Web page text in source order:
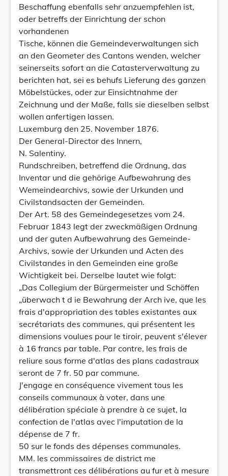
Beschaffung ebenfalls sehr anzuempfehlen ist,
oder betreffs der Einrichtung der schon
vorhandenen
Tische, können die Gemeindeverwaltungen sich
an den Geometer des Cantons wenden, welcher
seinerseits sofort an die Catasterverwaltung zu
berichten hat, sei es behufs Lieferung des ganzen
Möbelstückes, oder zur Einsichtnahme der
Zeichnung und der Maße, falls sie dieselben selbst
wollen anfertigen lassen.
Luxemburg den 25. November 1876.
Der General-Director des Innern,
N. Salentiny.
Rundschreiben, betreffend die Ordnung, das
Inventar und die gehörige Aufbewahrung des
Wemeindearchivs, sowie der Urkunden und
Civilstandsacten der Gemeinden.
Der Art. 58 des Gemeindegesetzes vom 24.
Februar 1843 legt der zweckmäßigen Ordnung
und der guten Aufbewahrung des Gemeinde-
Archivs, sowie der Urkunden und Acten des
Civilstandes in den Gemeinden eine große
Wichtigkeit bei. Derselbe lautet wie folgt:
„Das Collegium der Bürgermeister und Schöffen
„überwach t d ie Bewahrung der Arch ive, que les
frais d'appropriation des tables existantes aux
secrétariats des communes, qui présentent les
dimensions voulues pour le tiroir, peuvent s'élever
à 16 francs par table. Par contre, les frais de
reliure sous forme d'atlas des plans cadastraux
seront de 7 fr. 50 par commune.
J'engage en conséquence vivement tous les
conseils communaux à voter, dans une
délibération spéciale à prendre à ce sujet, la
confection de l'atlas avec l'imputation de la
dépense de 7 fr.
50 sur le fonds des dépenses communales.
MM. les commissaires de district me
transmettront ces délibérations au fur et à mesure